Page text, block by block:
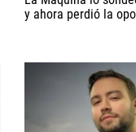
y ahora perdió la